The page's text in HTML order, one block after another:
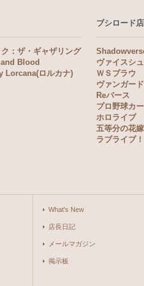
：ザ・ギャザリング
Blood
Lorcana(ロルカナ)
ブシロード店
ヴァイスシ
ＷＳブラウ
ヴァンガード
Reバース
プロ野球カ
ホロライブ
五等分の花嫁
ラブライブ！
What's New
店長日記
メールマガジン
掲示板